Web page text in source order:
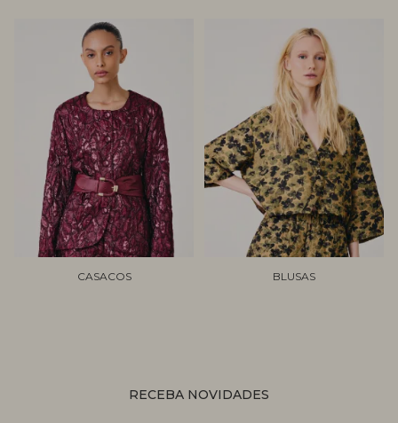
CASACOS BLUSAS
RECEBA NOVIDADES